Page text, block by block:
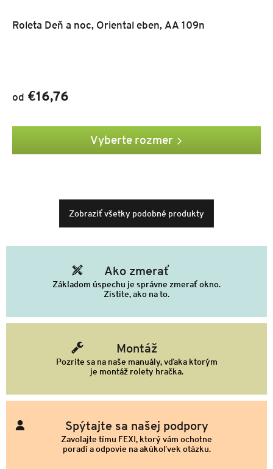
Roleta Deň a noc, Oriental eben, AA 109n
od €16,76
Vyberte rozmer
Zobraziť všetky podobné produkty
Ako zmerať
Základom úspechu je správne zmerať okno.
Zistite, ako na to.
Montáž
Pozrite sa na naše manuály, vďaka ktorým
je montáž rolety hračka.
Spýtajte sa našej podpory
Zavolajte tímu FEXI, ktorý vám ochotne
poradí a odpovie na akúkoľvek otázku.